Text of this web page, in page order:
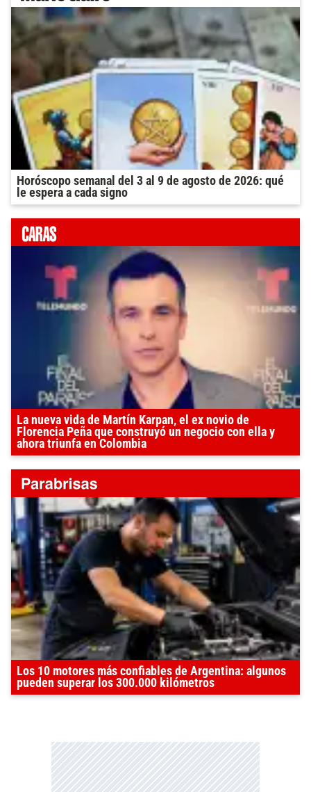
Horóscopo semanal del 3 al 9 de agosto de 2026: qué
le espera a cada signo
La nueva vida de Martín Karpan, el ex novio de
Florencia Peña que construyó un negocio con ella y
ahora triunfa en Colombia
Los 10 motores más confiables de Argentina: algunos
pueden superar los 300.000 kilómetros